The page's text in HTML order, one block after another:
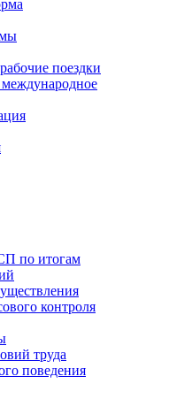
поездки
по итогам
контроля
труда
поведения